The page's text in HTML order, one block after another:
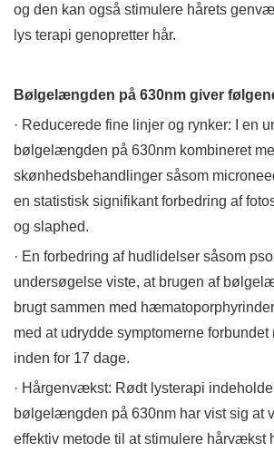
og den kan også stimulere hårets
lys terapi genopretter hår.
Bølgelængden på 630nm giver
· Reducerede fine linjer og rynker: I en
bølgelængden på 630nm kombineret
skønhedsbehandlinger såsom
en statistisk signifikant forbedring af
og slaphed.
· En forbedring af hudlidelser såsom
undersøgelse viste, at brugen af
brugt sammen med
med at udrydde symptomerne
inden for 17 dage.
· Hårgenvækst: Rødt lysterapi
bølgelængden på 630nm har vist sig at
effektiv metode til at stimulere hårvækst